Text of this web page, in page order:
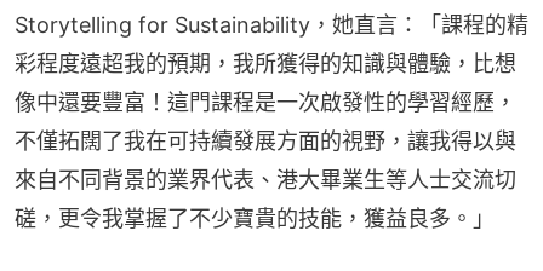
Storytelling for Sustainability，她直言：「課程的精
彩程度遠超我的預期，我所獲得的知識與體驗，比想
像中還要豐富！這門課程是一次啟發性的學習經歷，
不僅拓闊了我在可持續發展方面的視野，讓我得以與
來自不同背景的業界代表、港大畢業生等人士交流切
磋，更令我掌握了不少寶貴的技能，獲益良多。」​